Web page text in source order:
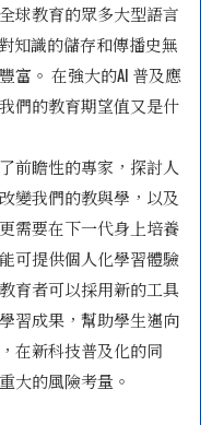
球教育的眾多大型語言
知識的儲存和傳播史無
富。 在強大的AI 普及應
們的教育期望值又是什
前瞻性的專家，探討人
變我們的教與學，以及
需要在下一代身上培養
可提供個人化學習體驗
育者可以採用新的工具
習成果，幫助學生邁向
在新科技普及化的同
大的風險考量。